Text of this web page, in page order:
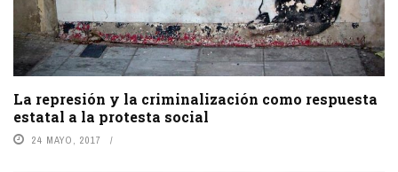
La represión y la criminalización como respuesta
estatal a la protesta social
24 MAYO, 2017